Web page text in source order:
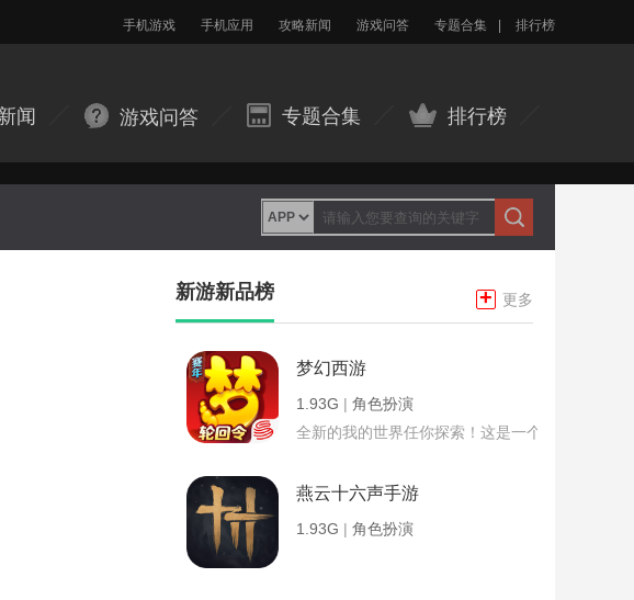
手机游戏 手机应用 攻略新闻 游戏问答 专题合集 排行榜
闻 游戏问答 专题合集 排行榜
新游新品榜 + 更多
梦幻西游
1.93G | 角色扮演
全新的我的世界任你探索！这是一个小提示字段。
燕云十六声手游
1.93G | 角色扮演